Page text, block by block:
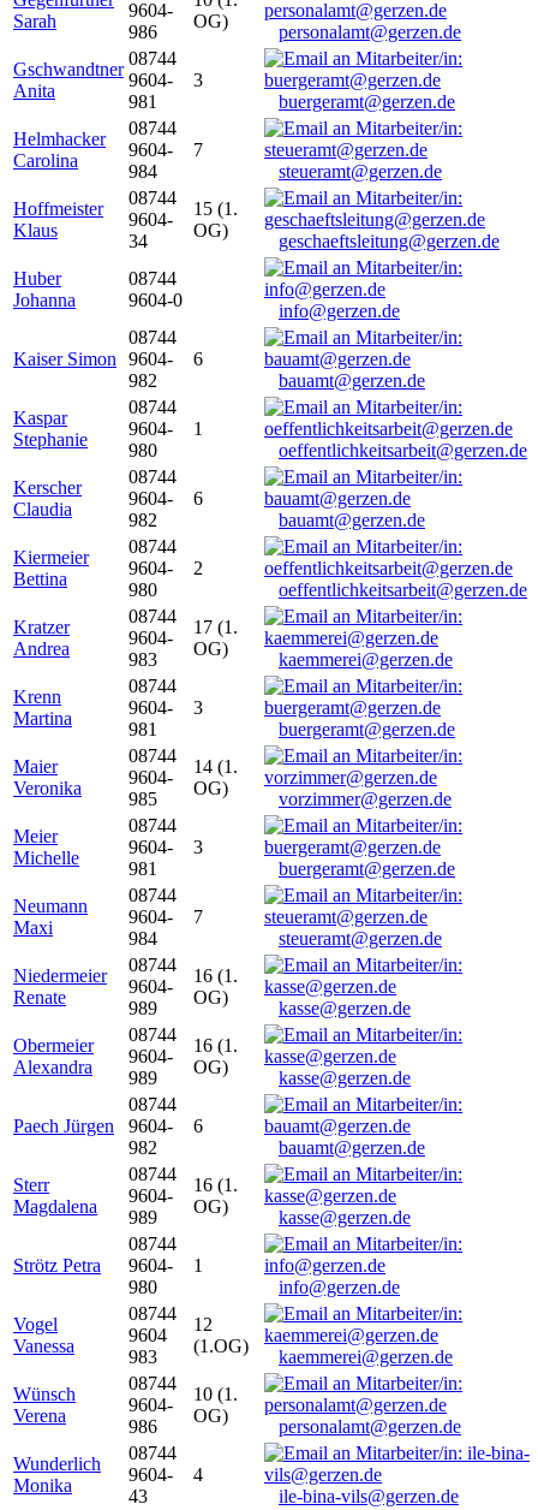
Sarah
9604-
986
OG)
personalamt@gerzen.de
Gschwandtner
Anita
08744
9604-
981
3
buergeramt@gerzen.de
Helmhacker
Carolina
08744
9604-
984
7
steueramt@gerzen.de
Hoffmeister
Klaus
08744
9604-
34
15 (1.
OG)
geschaeftsleitung@gerzen.de
Huber
Johanna
08744
9604-0
info@gerzen.de
Kaiser Simon
08744
9604-
982
6
bauamt@gerzen.de
Kaspar
Stephanie
08744
9604-
980
1
oeffentlichkeitsarbeit@gerzen.de
Kerscher
Claudia
08744
9604-
982
6
bauamt@gerzen.de
Kiermeier
Bettina
08744
9604-
980
2
oeffentlichkeitsarbeit@gerzen.de
Kratzer
Andrea
08744
9604-
983
17 (1.
OG)
kaemmerei@gerzen.de
Krenn
Martina
08744
9604-
981
3
buergeramt@gerzen.de
Maier
Veronika
08744
9604-
985
14 (1.
OG)
vorzimmer@gerzen.de
Meier
Michelle
08744
9604-
981
3
buergeramt@gerzen.de
Neumann
Maxi
08744
9604-
984
7
steueramt@gerzen.de
Niedermeier
Renate
08744
9604-
989
16 (1.
OG)
kasse@gerzen.de
Obermeier
Alexandra
08744
9604-
989
16 (1.
OG)
kasse@gerzen.de
Paech Jürgen
08744
9604-
982
6
bauamt@gerzen.de
Sterr
Magdalena
08744
9604-
989
16 (1.
OG)
kasse@gerzen.de
Strötz Petra
08744
9604-
980
1
info@gerzen.de
Vogel
Vanessa
08744
9604
983
12
(1.OG)
kaemmerei@gerzen.de
Wünsch
Verena
08744
9604-
986
10 (1.
OG)
personalamt@gerzen.de
Wunderlich
Monika
08744
9604-
43
4
ile-bina-vils@gerzen.de